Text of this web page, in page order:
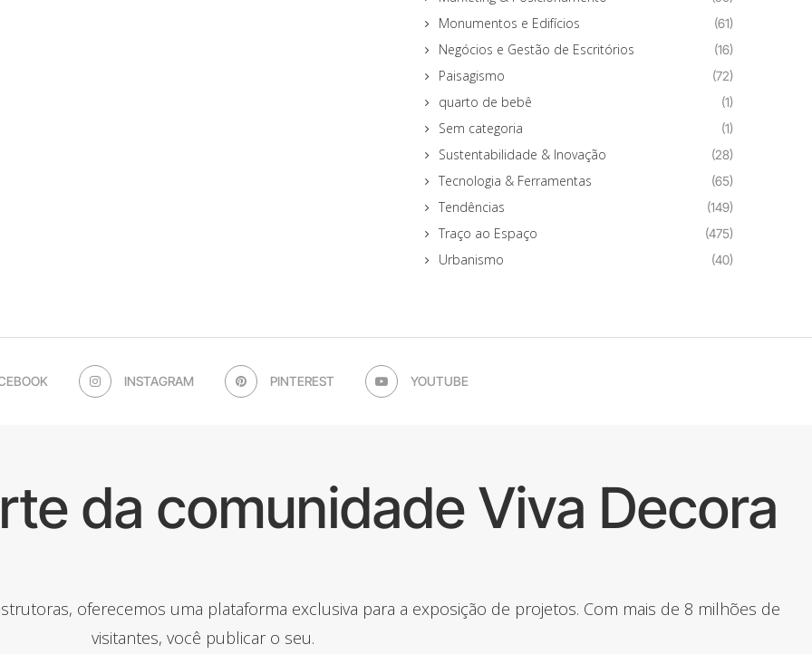
Monumentos e Edifícios (61)
Negócios e Gestão de Escritórios (16)
Paisagismo (72)
quarto de bebê (1)
Sem categoria (1)
Sustentabilidade & Inovação (28)
Tecnologia & Ferramentas (65)
Tendências (149)
Traço ao Espaço (475)
Urbanismo (40)
INSTAGRAM PINTEREST YOUTUBE
da comunidade Viva Decora
oferecemos uma plataforma exclusiva para a exposição de projetos. Com mais de 8 milhões de
visitantes, você publicar o seu.